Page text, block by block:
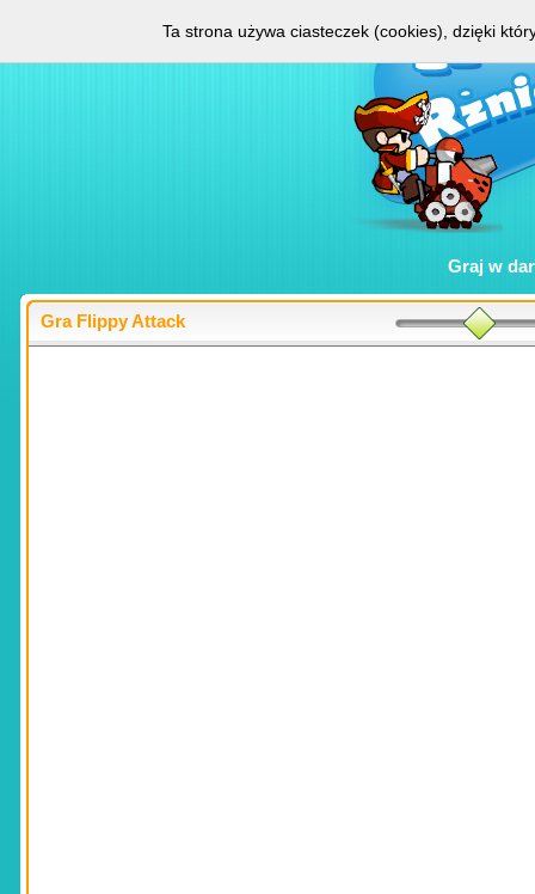
Graj w
Gra Flippy Attack
Ta strona używa ciasteczek (cookies), dzięki